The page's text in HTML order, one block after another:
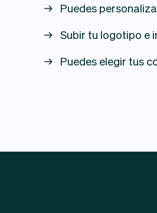
Puedes
Subir tu logotipo e
Puedes elegir tus